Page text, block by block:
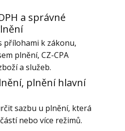
a správné
přílohami k zákonu,
plnění, CZ-CPA
a služeb.
plnění hlavní
sazbu u plnění, která
nebo více režimů.